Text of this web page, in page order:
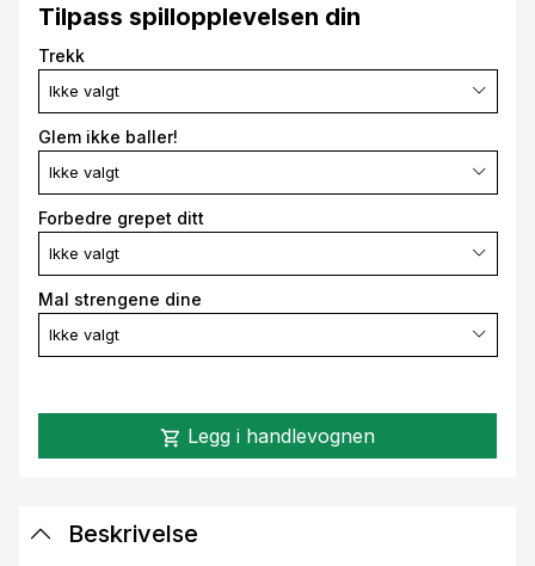
Tilpass spillopplevelsen din
Trekk
Ikke valgt
Glem ikke baller!
Ikke valgt
Forbedre grepet ditt
Ikke valgt
Mal strengene dine
Ikke valgt
shopping_cart Legg i handlevognen
Beskrivelse